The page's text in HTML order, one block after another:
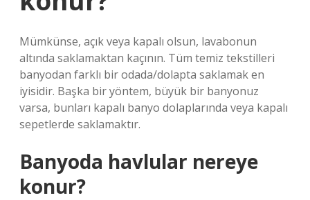
Mümkünse, açık veya kapalı olsun, lavabonun
altında saklamaktan kaçının. Tüm temiz tekstilleri
banyodan farklı bir odada/dolapta saklamak en
iyisidir. Başka bir yöntem, büyük bir banyonuz
varsa, bunları kapalı banyo dolaplarında veya kapalı
sepetlerde saklamaktır.
Banyoda havlular nereye
konur?